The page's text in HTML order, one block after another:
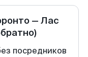
— Лас
посредников